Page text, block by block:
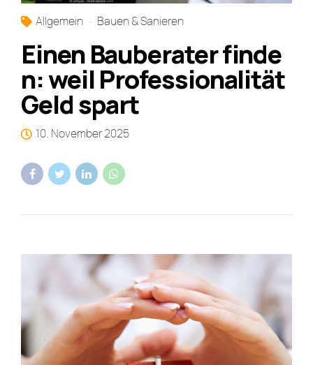
Allgemein Bauen & Sanieren
Einen Bauberater finde
n: weil Professionalität
Geld spart
10. November 2025